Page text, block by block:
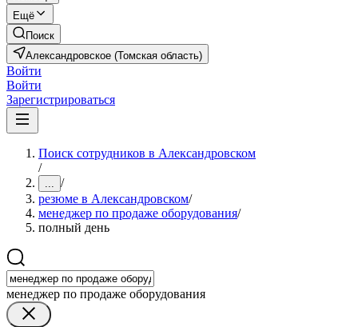
Ещё
Поиск
Александровское (Томская область)
Войти
Войти
Зарегистрироваться
Поиск сотрудников в Александровском
/
... /
резюме в Александровском/
менеджер по продаже оборудования/
полный день
менеджер по продаже оборудования